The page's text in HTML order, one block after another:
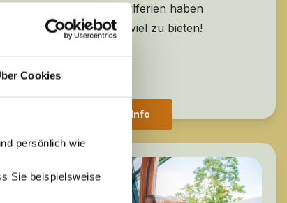
Cookies
persönlich wie
Sie beispielsweise
regulären Schulferien haben
wir besonders viel zu bieten!
Mehr Info